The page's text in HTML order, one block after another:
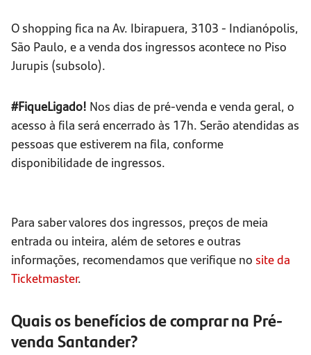
O shopping fica na Av. Ibirapuera, 3103 - Indianópolis,
São Paulo, e a venda dos ingressos acontece no Piso
Jurupis (subsolo).
#FiqueLigado! Nos dias de pré-venda e venda geral, o
acesso à fila será encerrado às 17h. Serão atendidas as
pessoas que estiverem na fila, conforme
disponibilidade de ingressos.
Para saber valores dos ingressos, preços de meia
entrada ou inteira, além de setores e outras
informações, recomendamos que verifique no site da
Ticketmaster.
Quais os benefícios de comprar na Pré-
venda Santander?